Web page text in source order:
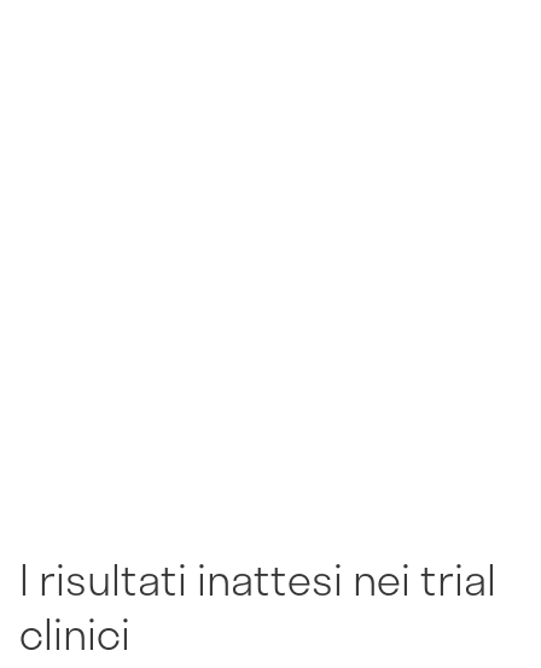
I risultati inattesi nei trial
clinici